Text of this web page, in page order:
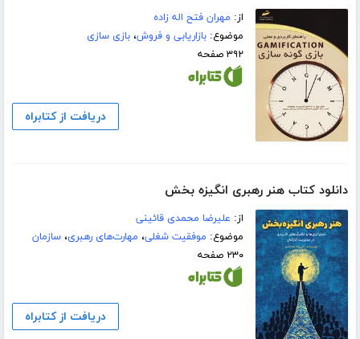
از: مهران فتح اله زاده
موضوع:بازاریابی و فروش،بازی سازی
۳۹۲ صفحه
دریافت از کتابراه
دانلود کتاب هنر رهبری انگیزه بخش
از: علیرضا محمدی قائینی
موضوع: موفقیت شغلی، مهارت‌های رهبری،سازمان
۲۳۰ صفحه
دریافت از کتابراه